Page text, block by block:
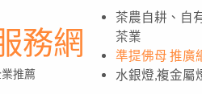
務網
推薦
茶農自耕、自
茶業
準提佛母 推廣
水銀燈,複金屬